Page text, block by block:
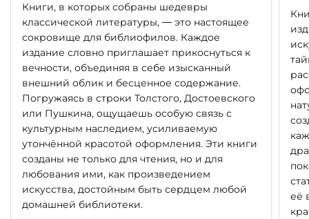
Книги, в которых собраны шедевры
классической литературы, — это настоящее
сокровище для библиофилов. Каждое
издание словно приглашает прикоснуться к
вечности, объединяя в себе изысканный
внешний облик и бесценное содержание.
Погружаясь в строки Толстого, Достоевского
или Пушкина, ощущаешь особую связь с
культурным наследием, усиливаемую
утончённой красотой оформления. Эти книги
созданы не только для чтения, но и для
любования ими, как произведением
искусства, достойным быть сердцем любой
домашней библиотеки.
её